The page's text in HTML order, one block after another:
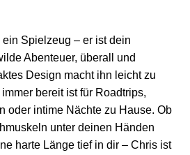
Spielzeug – er ist dein
Abenteuer, überall und
Design macht ihn leicht zu
bereit ist für Roadtrips,
oder intime Nächte zu Hause. Ob
unter deinen Händen
harte Länge tief in dir – Chris ist